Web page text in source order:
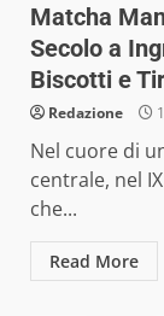
Matcha
Secolo a
Biscotti e
Redazione
Nel cuore di
centrale, nel
che...
Read More